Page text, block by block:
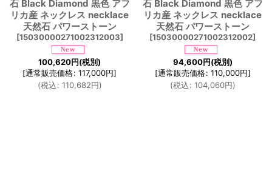
石 Black Diamond 黒色 アフ
リカ産 ネックレス necklace
天然石 パワーストーン
[15030000271002312003]
100,620円(税別)
[通常販売価格: 117,000円]
(税込: 110,682円)
石 Black Diamond 黒色 アフ
リカ産 ネックレス necklace
天然石 パワーストーン
[15030000271002312002]
94,600円(税別)
[通常販売価格: 110,000円]
(税込: 104,060円)